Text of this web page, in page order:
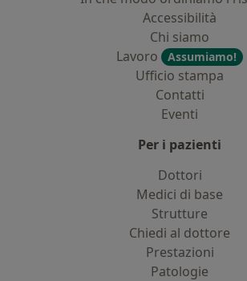
Accessibilità
Chi siamo
Lavoro
Assumiamo!
Ufficio stampa
Contatti
Eventi
Per i pazienti
Dottori
Medici di base
Strutture
Chiedi al dottore
Prestazioni
Patologie